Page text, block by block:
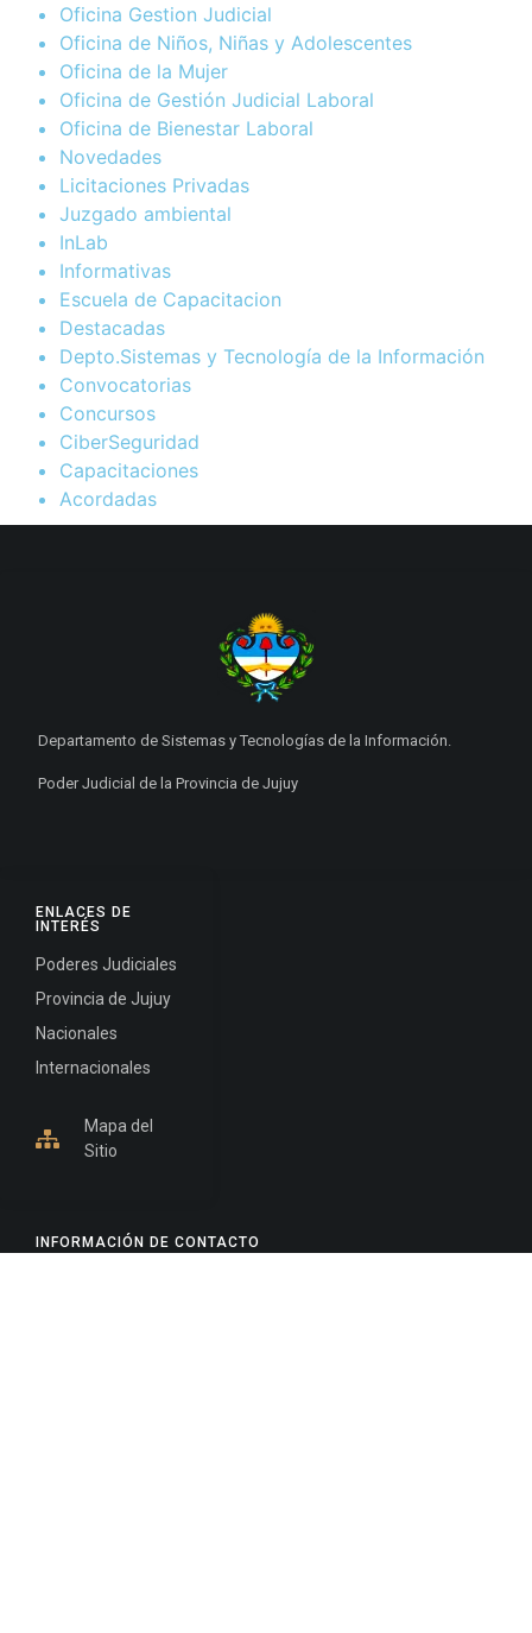
Oficina Gestion Judicial
Oficina de Niños, Niñas y Adolescentes
Oficina de la Mujer
Oficina de Gestión Judicial Laboral
Oficina de Bienestar Laboral
Novedades
Licitaciones Privadas
Juzgado ambiental
InLab
Informativas
Escuela de Capacitacion
Destacadas
Depto.Sistemas y Tecnología de la Información
Convocatorias
Concursos
CiberSeguridad
Capacitaciones
Acordadas
INFORMACIÓN DE CONTACTO
ENLACES DE
INTERÉS
Poderes Judiciales
Provincia de Jujuy
Nacionales
Internacionales
Mapa del
Sitio
Departamento de Sistemas y Tecnologías de la Información.
Poder Judicial de la Provincia de Jujuy